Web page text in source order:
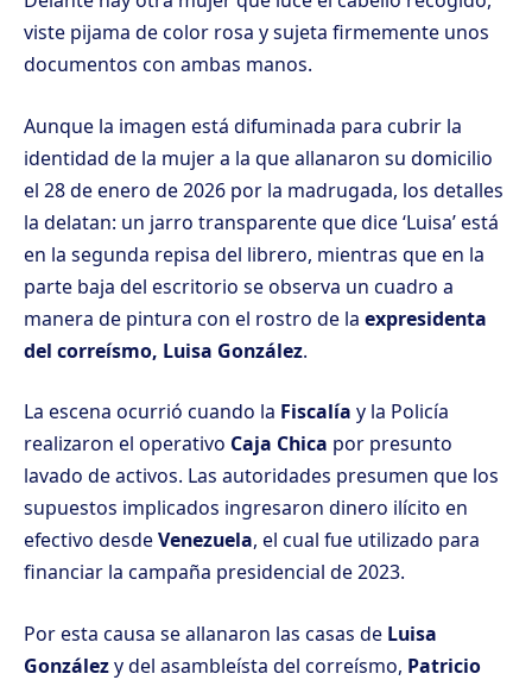
viste pijama de color rosa y sujeta firmemente unos
documentos con ambas manos.
Aunque la imagen está difuminada para cubrir la
identidad de la mujer a la que allanaron su domicilio
el 28 de enero de 2026 por la madrugada, los detalles
la delatan: un jarro transparente que dice ‘Luisa’ está
en la segunda repisa del librero, mientras que en la
parte baja del escritorio se observa un cuadro a
manera de pintura con el rostro de la expresidenta
del correísmo, Luisa González.
La escena ocurrió cuando la Fiscalía y la Policía
realizaron el operativo Caja Chica por presunto
lavado de activos. Las autoridades presumen que los
supuestos implicados ingresaron dinero ilícito en
efectivo desdeVenezuela, el cual fue utilizado para
financiar la campaña presidencial de 2023.
Por esta causa se allanaron las casas de Luisa
Gonzálezy del asambleísta del correísmo, Patricio